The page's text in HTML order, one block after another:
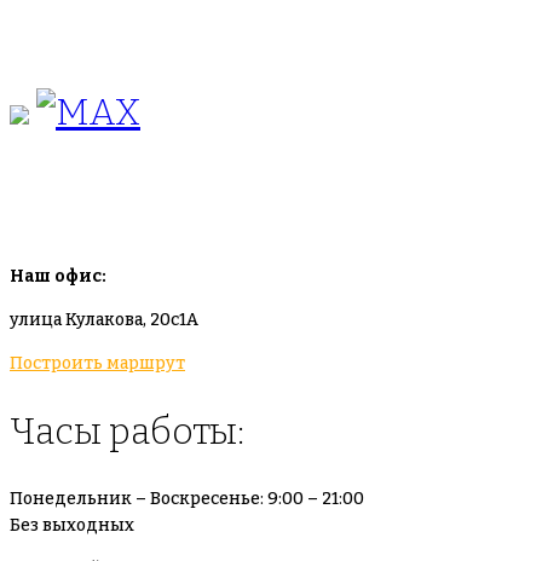
Наш офис:
улица Кулакова, 20с1А
Построить маршрут
Часы работы:
Понедельник – Воскресенье: 9:00 – 21:00
Без выходных